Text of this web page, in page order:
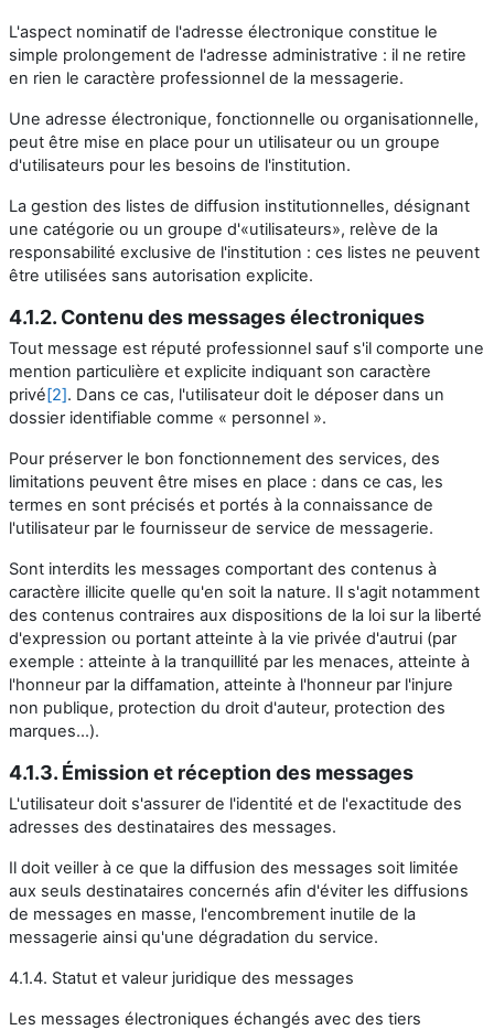
L'aspect nominatif de l'adresse électronique constitue le
simple prolongement de l'adresse administrative : il ne retire
en rien le caractère professionnel de la messagerie.
Une adresse électronique, fonctionnelle ou organisationnelle,
peut être mise en place pour un utilisateur ou un groupe
d'utilisateurs pour les besoins de l'institution.
La gestion des listes de diffusion institutionnelles, désignant
une catégorie ou un groupe d'«utilisateurs», relève de la
responsabilité exclusive de l'institution : ces listes ne peuvent
être utilisées sans autorisation explicite.
4.1.2. Contenu des messages électroniques
Tout message est réputé professionnel sauf s'il comporte une
mention particulière et explicite indiquant son caractère
privé[2]. Dans ce cas, l'utilisateur doit le déposer dans un
dossier identifiable comme « personnel ».
Pour préserver le bon fonctionnement des services, des
limitations peuvent être mises en place : dans ce cas, les
termes en sont précisés et portés à la connaissance de
l'utilisateur par le fournisseur de service de messagerie.
Sont interdits les messages comportant des contenus à
caractère illicite quelle qu'en soit la nature. Il s'agit notamment
des contenus contraires aux dispositions de la loi sur la liberté
d'expression ou portant atteinte à la vie privée d'autrui (par
exemple : atteinte à la tranquillité par les menaces, atteinte à
l'honneur par la diffamation, atteinte à l'honneur par l'injure
non publique, protection du droit d'auteur, protection des
marques...).
4.1.3. Émission et réception des messages
L'utilisateur doit s'assurer de l'identité et de l'exactitude des
adresses des destinataires des messages.
Il doit veiller à ce que la diffusion des messages soit limitée
aux seuls destinataires concernés afin d'éviter les diffusions
de messages en masse, l'encombrement inutile de la
messagerie ainsi qu'une dégradation du service.
4.1.4. Statut et valeur juridique des messages
Les messages électroniques échangés avec des tiers